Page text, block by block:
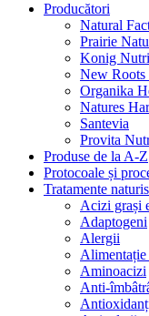
Producători
Natural
Prairie
Konig
New Roots
Organika
Natures
Santevia
Provita
Produse de la A-Z
Protocoale și
Tratamente
Acizi grași
Adaptogeni
Alergii
Aminoacizi
Anti-